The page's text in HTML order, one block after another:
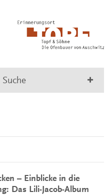
Suche
– Einblicke in die
Das Lili-Jacob-Album